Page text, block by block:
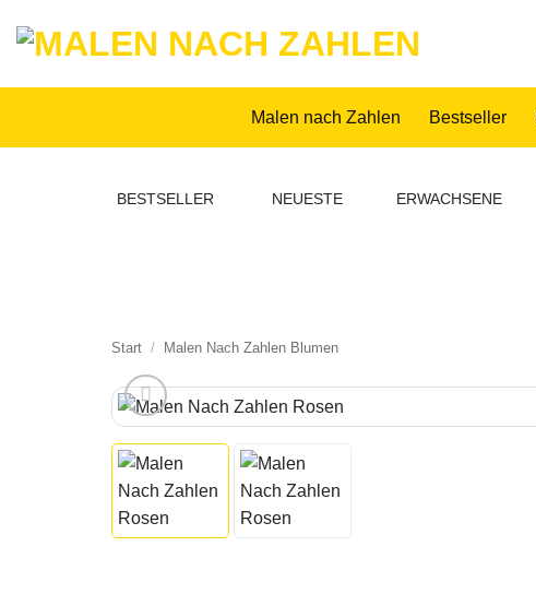
Inhalt
Malen nach Zahlen Bestseller
BESTSELLER NEUESTE ERWACHSENE
Start / Malen Nach Zahlen Blumen